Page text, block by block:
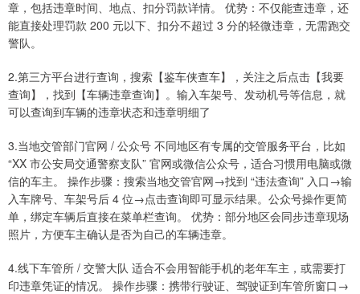
章，包括违章时间、地点、扣分罚款详情。 优势：不仅能查违章，还
能直接处理罚款 200 元以下、扣分不超过 3 分的轻微违章，无需跑交
警队。
2.第三方平台进行查询，搜索【鉴车侠查车】，关注之后点击【我要
查询】，找到【车辆违章查询】。输入车架号、发动机号等信息，就
可以查询到车辆的违章状态和违章明细了
3.当地交管部门官网 / 公众号 不同地区有专属的交管服务平台，比如
“XX 市公安局交通警察支队” 官网或微信公众号，适合习惯用电脑或微
信的车主。 操作步骤：搜索当地交管官网→找到 “违法查询” 入口→输
入车牌号、车架号后 4 位→点击查询即可显示结果。公众号操作更简
单，绑定车辆后直接在菜单栏查询。 优势：部分地区会同步违章现场
照片，方便车主确认是否为自己的车辆违章。
4.线下车管所 / 交警大队 适合不会用智能手机的老年车主，或需要打
印违章凭证的情况。 操作步骤：携带行驶证、驾驶证到车管所窗口→